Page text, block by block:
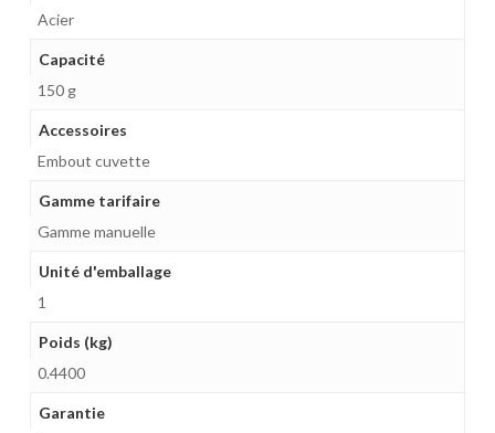
Acier
Capacité
150 g
Accessoires
Embout cuvette
Gamme tarifaire
Gamme manuelle
Unité d'emballage
1
Poids (kg)
0.4400
Garantie